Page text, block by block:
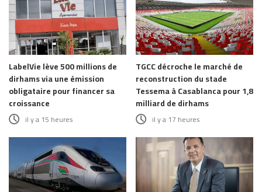
LabelVie lève 500 millions de
dirhams via une émission
obligataire pour financer sa
croissance
il y a 15 heures
TGCC décroche le marché de
reconstruction du stade
Tessema à Casablanca pour 1,8
milliard de dirhams
il y a 17 heures